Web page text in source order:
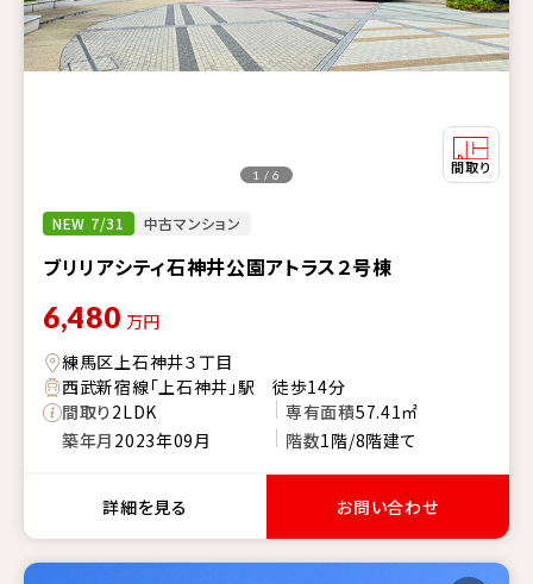
NEW 7/31 中古マンション
ブリリアシティ石神井公園アトラス２号棟
1 / 6
6,480 万円
練馬区上石神井３丁目
西武新宿線「上石神井」駅 徒歩14分
間取り2LDK 専有面積57.41㎡
築年月 2023年09月 階数1階/8階建て
詳細を見る お問い合わせ